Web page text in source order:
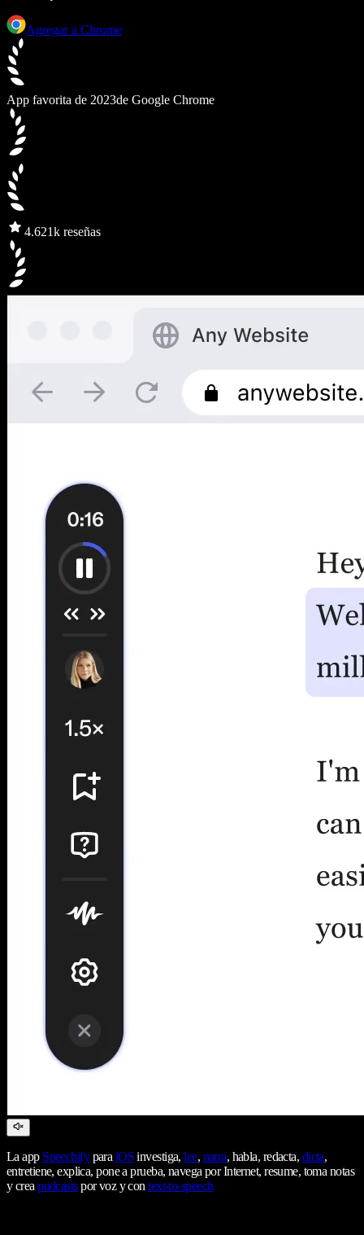
Agregar a Chrome
App favorita de 2023de Google Chrome
4.621k reseñas
La app SpeechifyparaiOSinvestiga,lee, narra, habla, redacta, dicta,
entretiene, explica, pone a prueba, navega por Internet, resume, toma notas
y creapodcastspor voz y context-to-speech